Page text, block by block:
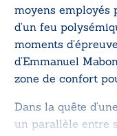
moyens employés
d’un feu
moments
d’Emmanuel
zone de confort
Dans la quête
un parallèle entre